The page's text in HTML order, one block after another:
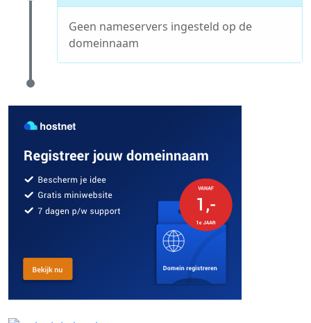
Geen nameservers ingesteld op de
domeinnaam